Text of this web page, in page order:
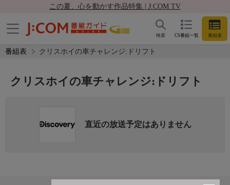
この夏、心を動かす作品特集 | J:COM TV
CS番組一覧 番組表
検索
番組表 クリスホイの車チャレンジ:ドリフト
クリスホイの車チャレンジ:ドリフト
直近の放送予定はありません